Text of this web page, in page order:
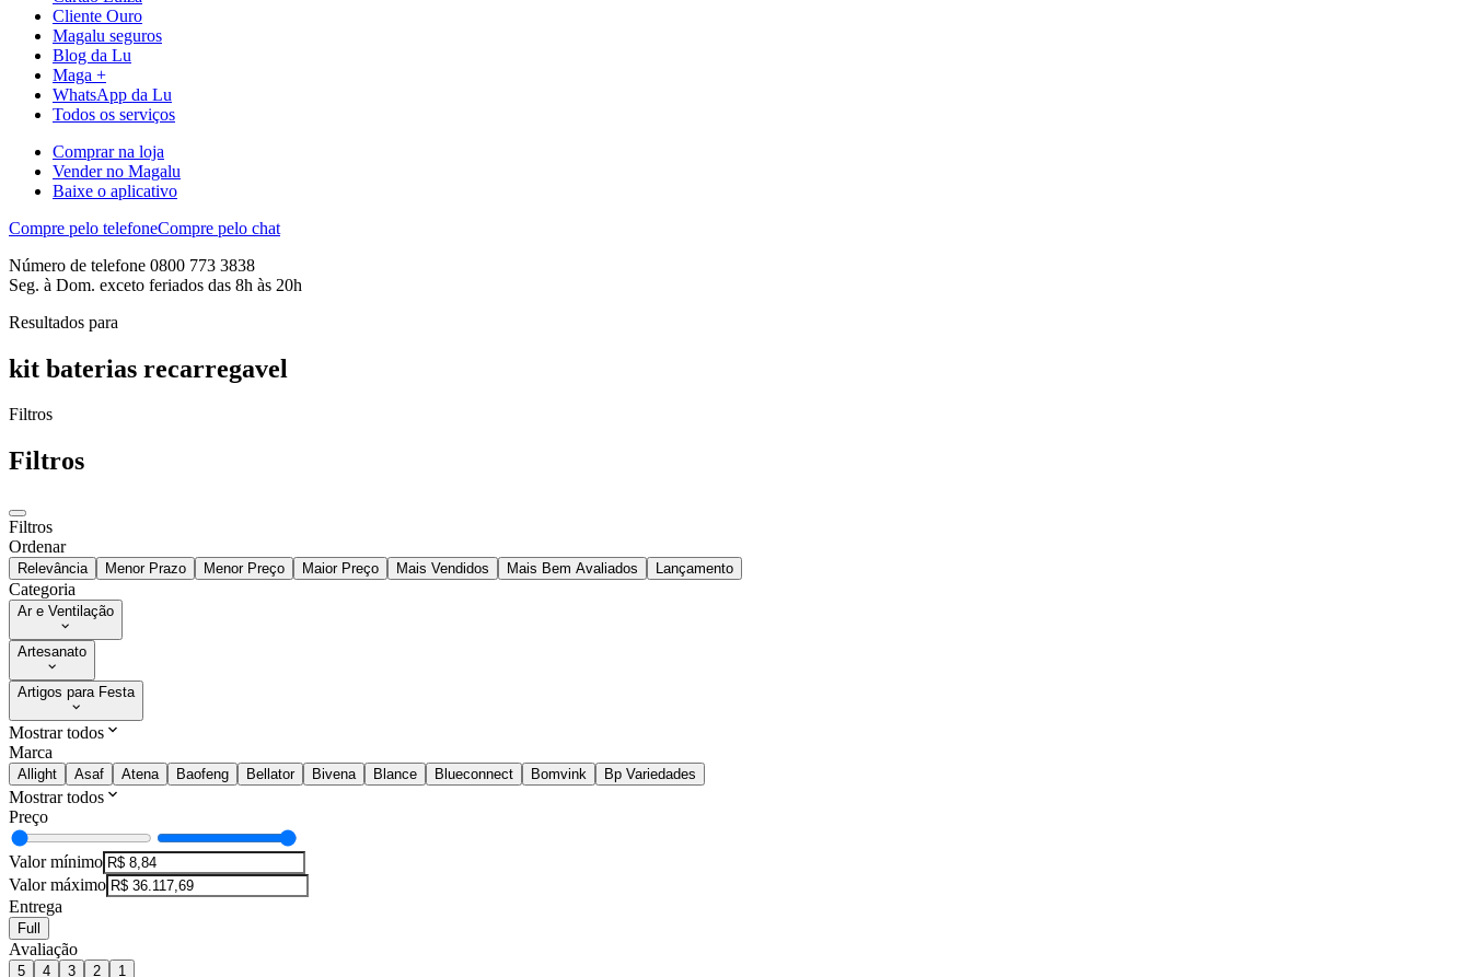
Cliente Ouro
Magalu seguros
Blog da Lu
Maga +
WhatsApp da Lu
Todos os serviços
Comprar na loja
Vender no Magalu
Baixe o aplicativo
Compre pelo telefoneCompre pelo chat
Número de telefone 0800 773 3838
Seg. à Dom. exceto feriados das 8h às 20h
Resultados para
kit baterias recarregavel
Filtros
Filtros
Filtros
Ordenar
Relevância Menor Prazo Menor Preço Maior Preço Mais Vendidos Mais Bem Avaliados Lançamento
Categoria
Ar e Ventilação
Artesanato
Artigos para Festa
Mostrar todos
Marca
Allight Asaf Atena Baofeng Bellator Bivena Blance Blueconnect Bomvink Bp Variedades
Mostrar todos
Preço
Valor mínimo
Valor máximo
Entrega
Full
Avaliação
5 4 3 2 1